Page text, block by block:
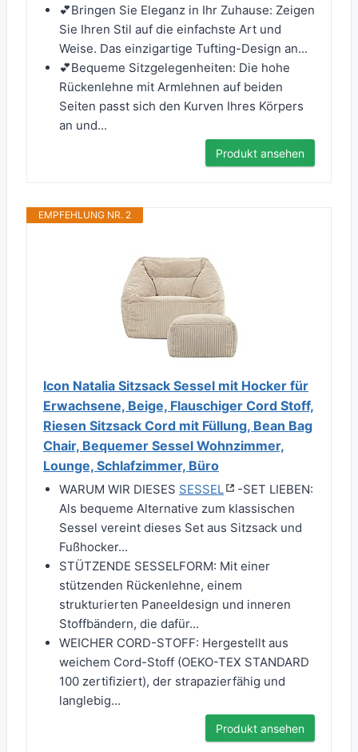
💕Bringen Sie Eleganz in Ihr Zuhause: Zeigen
Sie Ihren Stil auf die einfachste Art und
Weise. Das einzigartige Tufting-Design an...
💕Bequeme Sitzgelegenheiten: Die hohe
Rückenlehne mit Armlehnen auf beiden
Seiten passt sich den Kurven Ihres Körpers
an und...
Produkt ansehen
EMPFEHLUNG NR. 2
Icon Natalia Sitzsack Sessel mit Hocker für
Erwachsene, Beige, Flauschiger Cord Stoff,
Riesen Sitzsack Cord mit Füllung, Bean Bag
Chair, Bequemer Sessel Wohnzimmer,
Lounge, Schlafzimmer, Büro
WARUM WIR DIESES SESSEL
-SET LIEBEN:
Als bequeme Alternative zum klassischen
Sessel vereint dieses Set aus Sitzsack und
Fußhocker...
STÜTZENDE SESSELFORM: Mit einer
stützenden Rückenlehne, einem
strukturierten Paneeldesign und inneren
Stoffbändern, die dafür...
WEICHER CORD-STOFF: Hergestellt aus
weichem Cord-Stoff (OEKO-TEX STANDARD
100 zertifiziert), der strapazierfähig und
langlebig...
Produkt ansehen